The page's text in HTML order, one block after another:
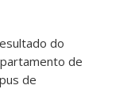
do
de
de